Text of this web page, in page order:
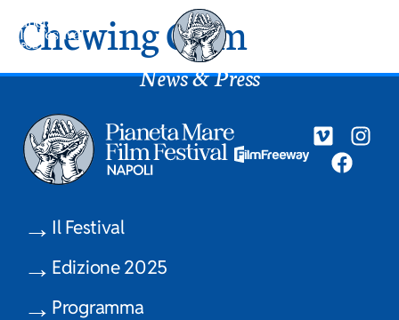
News & Press
Chewing Gum
Il Festival
Edizione 2025
Programma